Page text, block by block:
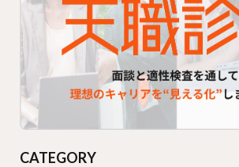
CATEGORY